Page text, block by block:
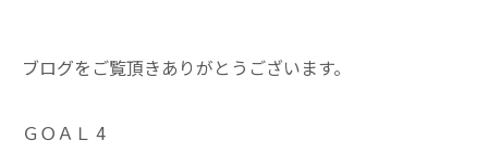
ブログをご覧頂きありがとうございます。
ＧＯＡＬ 4